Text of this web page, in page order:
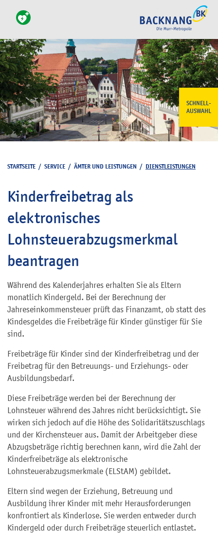
SCHNELL-
AUSWAHL
STARTSEITE / SERVICE / ÄMTER UND LEISTUNGEN / DIENSTLEISTUNGEN
Kinderfreibetrag als
elektronisches
Lohnsteuerabzugsmerkmal
beantragen
Während des Kalenderjahres erhalten Sie als Eltern
monatlich Kindergeld. Bei der Berechnung der
Jahreseinkommensteuer prüft das Finanzamt, ob statt des
Kindesgeldes die Freibeträge für Kinder günstiger für Sie
sind.
Freibeträge für Kinder sind der Kinderfreibetrag und der
Freibetrag für den Betreuungs- und Erziehungs- oder
Ausbildungsbedarf.
Diese Freibeträge werden bei der Berechnung der
Lohnsteuer während des Jahres nicht berücksichtigt. Sie
wirken sich jedoch auf die Höhe des Solidaritätszuschlags
und der Kirchensteuer aus. Damit der Arbeitgeber diese
Abzugsbeträge richtig berechnen kann, wird die Zahl der
Kinderfreibeträge als elektronische
Lohnsteuerabzugsmerkmale (ELStAM) gebildet.
Eltern sind wegen der Erziehung, Betreuung und
Ausbildung ihrer Kinder mit mehr Herausforderungen
konfrontiert als Kinderlose. Sie werden entweder durch
Kindergeld oder durch Freibeträge steuerlich entlastet.